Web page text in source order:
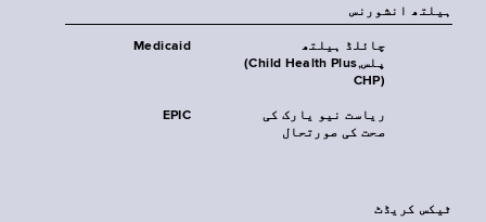
‏ہیلتھ انشورنس
Medicaid
چائلڈ ہیلتھ
پلس‎(Child Health Plus,
CHP)‎
EPIC
ریاست نیو یارک کی
صحت کی صورتحال
ٹیکس کریڈٹ